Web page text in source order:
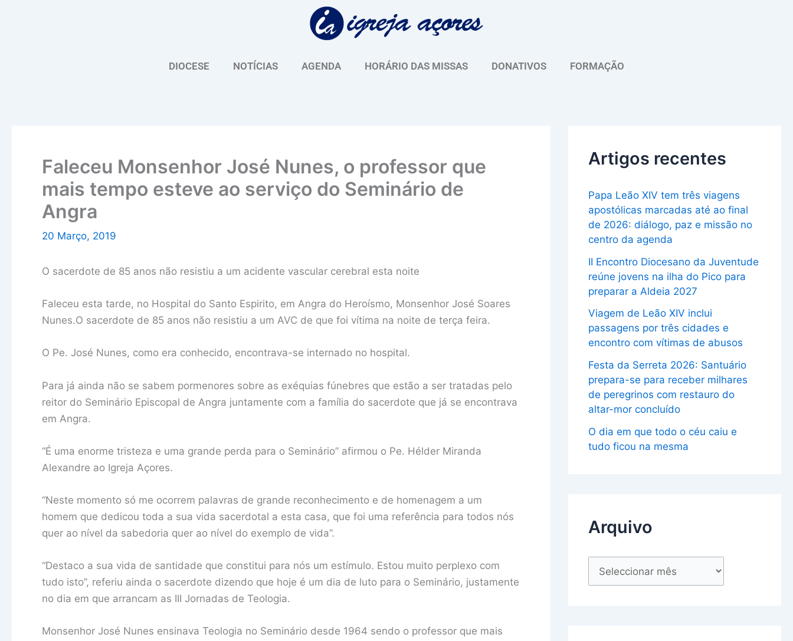
DIOCESE NOTÍCIAS AGENDA HORÁRIO DAS MISSAS DONATIVOS FORMAÇÃO
Faleceu Monsenhor José Nunes, o professor que
mais tempo esteve ao serviço do Seminário de
Angra
20 Março, 2019
O sacerdote de 85 anos não resistiu a um acidente vascular cerebral esta noite
Faleceu esta tarde, no Hospital do Santo Espirito, em Angra do Heroísmo, Monsenhor José Soares
Nunes.O sacerdote de 85 anos não resistiu a um AVC de que foi vítima na noite de terça feira.
O Pe. José Nunes, como era conhecido, encontrava-se internado no hospital.
Para já ainda não se sabem pormenores sobre as exéquias fúnebres que estão a ser tratadas pelo
reitor do Seminário Episcopal de Angra juntamente com a família do sacerdote que já se encontrava
em Angra.
“É uma enorme tristeza e uma grande perda para o Seminário” afirmou o Pe. Hélder Miranda
Alexandre ao Igreja Açores.
“Neste momento só me ocorrem palavras de grande reconhecimento e de homenagem a um
homem que dedicou toda a sua vida sacerdotal a esta casa, que foi uma referência para todos nós
quer ao nível da sabedoria quer ao nível do exemplo de vida”.
“Destaco a sua vida de santidade que constitui para nós um estímulo. Estou muito perplexo com
tudo isto”, referiu ainda o sacerdote dizendo que hoje é um dia de luto para o Seminário, justamente
no dia em que arrancam as III Jornadas de Teologia.
Monsenhor José Nunes ensinava Teologia no Seminário desde 1964 sendo o professor que mais
Artigos recentes
Papa Leão XIV tem três viagens
apostólicas marcadas até ao final
de 2026: diálogo, paz e missão no
centro da agenda
II Encontro Diocesano da Juventude
reúne jovens na ilha do Pico para
preparar a Aldeia 2027
Viagem de Leão XIV inclui
passagens por três cidades e
encontro com vítimas de abusos
Festa da Serreta 2026: Santuário
prepara-se para receber milhares
de peregrinos com restauro do
altar-mor concluído
O dia em que todo o céu caiu e
tudo ficou na mesma
Arquivo
u